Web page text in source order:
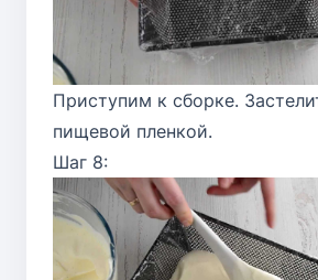
Приступим к сборке.
пищевой пленкой.
Шаг 8: